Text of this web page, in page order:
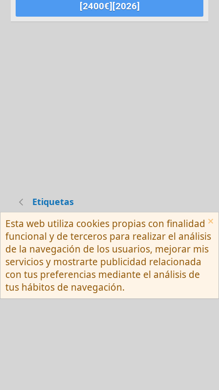
[2400€][2026]
Etiquetas
Español (Neutro) Tu
Contactarnos
Términos y reglas
Privacy policy
Ayuda
R
S
S
Community platform by XenForo ® © 2010-
2026 XenForo Ltd.
Esta web utiliza cookies propias con finalidad
funcional y de terceros para realizar el análisis
de la navegación de los usuarios, mejorar mis
servicios y mostrarte publicidad relacionada
con tus preferencias mediante el análisis de
tus hábitos de navegación.